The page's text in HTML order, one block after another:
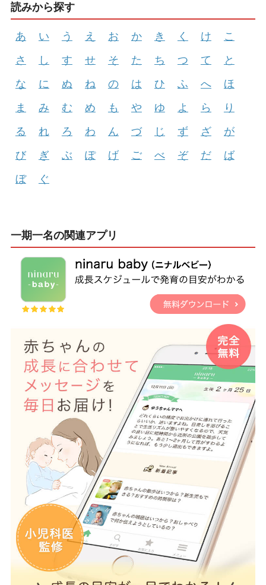
読みから探す
あ い う え お か き く け
こ
さ
し す せ そ た ち つ て
と
な
に ぬ ね の は ひ ふ へ
ほ
ま
み む め も や ゆ よ ら
り
る
れ ろ わ ん づ じ ず ざ
が
び
ぎ ぶ ぽ げ ご べ ぞ だ
ば
ぼ
ぐ
一期一名の関連アプリ